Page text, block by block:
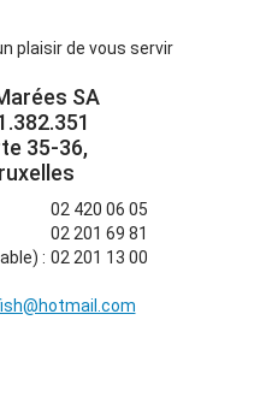
plaisir de vous servir
SA
35-36,
02 420 06 05
02 201 69 81
: 02 201 13 00